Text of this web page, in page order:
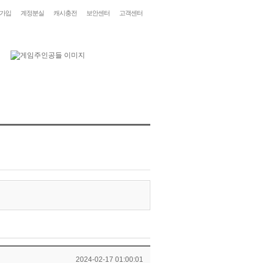
입 계정분실 캐시충전 보안센터 고객센터
2024-02-17 01:00:01